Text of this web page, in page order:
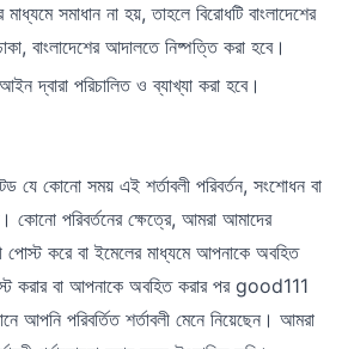
সমাধান না হয়, তাহলে বিরোধটি বাংলাদেশের
বাংলাদেশের আদালতে নিষ্পত্তি করা হবে।
দ্বারা পরিচালিত ও ব্যাখ্যা করা হবে।
যে কোনো সময় এই শর্তাবলী পরিবর্তন, সংশোধন বা
কোনো পরিবর্তনের ক্ষেত্রে, আমরা আমাদের
পোস্ট করে বা ইমেলের মাধ্যমে আপনাকে অবহিত
করার বা আপনাকে অবহিত করার পর good111
আপনি পরিবর্তিত শর্তাবলী মেনে নিয়েছেন। আমরা